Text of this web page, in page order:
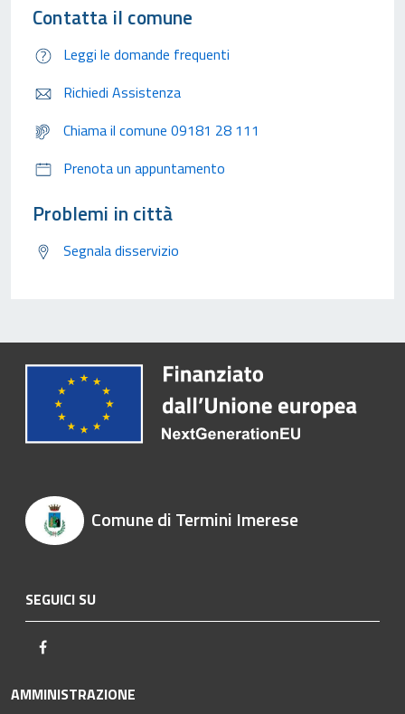
Contatta il comune
Leggi le domande frequenti
Richiedi Assistenza
Chiama il comune 09181 28 111
Prenota un appuntamento
Problemi in città
Segnala disservizio
Comune di Termini Imerese
SEGUICI SU
AMMINISTRAZIONE